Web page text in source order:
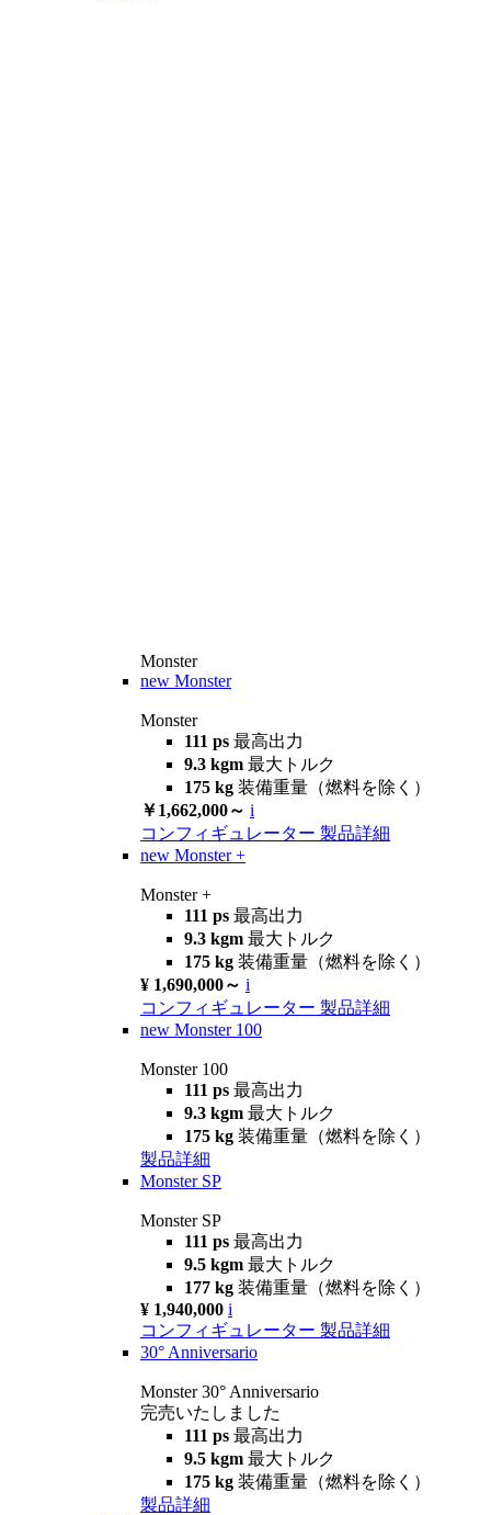
Monster
new Monster
Monster
111 ps 最高出力
9.3 kgm 最大トルク
175 kg 装備重量（燃料を除く）
￥1,662,000～ i
コンフィギュレーター 製品詳細
new Monster +
Monster +
111 ps 最高出力
9.3 kgm 最大トルク
175 kg 装備重量（燃料を除く）
¥ 1,690,000～ i
コンフィギュレーター 製品詳細
new Monster 100
Monster 100
111 ps 最高出力
9.3 kgm 最大トルク
175 kg 装備重量（燃料を除く）
製品詳細
Monster SP
Monster SP
111 ps 最高出力
9.5 kgm 最大トルク
177 kg 装備重量（燃料を除く）
¥ 1,940,000 i
コンフィギュレーター 製品詳細
30° Anniversario
Monster 30° Anniversario
完売いたしました
111 ps 最高出力
9.5 kgm 最大トルク
175 kg 装備重量（燃料を除く）
製品詳細